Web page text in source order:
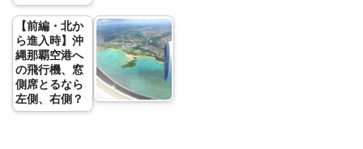
【前編・北か
ら進入時】沖
縄那覇空港へ
の飛行機、窓
側席とるなら
左側、右側？